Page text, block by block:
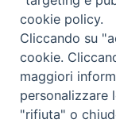
Copyright ©
Tutti i diritti
cookie policy.
Cliccando su
cookie.
maggiori
personalizzare
"rifiuta" o